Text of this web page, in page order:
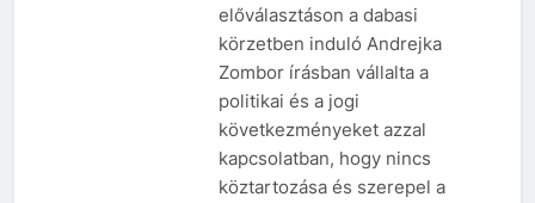
előválasztáson a dabasi
körzetben induló Andrejka
Zombor írásban vállalta a
politikai és a jogi
következményeket azzal
kapcsolatban, hogy nincs
köztartozása és szerepel a